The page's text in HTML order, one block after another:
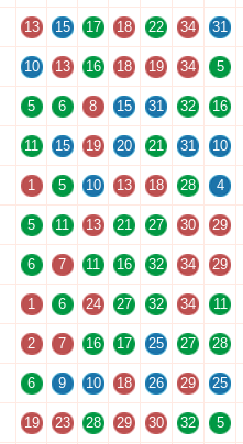
13 15 17 18 22 34 31
10 13 16 18 19 34 5
5 6 8 15 31 32 16
11 15 19 20 21 31 10
1 5 10 13 18 28 4
5 11 13 21 27 30 29
6 7 11 16 32 34 29
1 6 24 27 32 34 11
2 7 16 17 25 27 28
6 9 10 18 26 29 25
19 23 28 29 30 32 5